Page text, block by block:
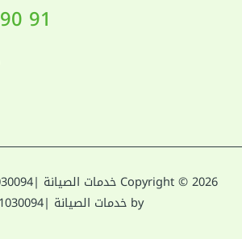
91 123-456-7890
by خدمات الصيانة |0551030094